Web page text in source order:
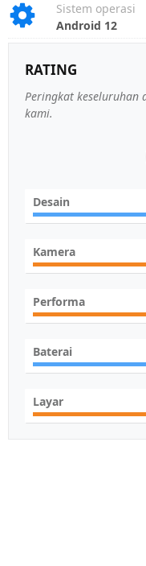
Sistem operasi
Android 12
RATING
Peringkat keseluruhan
kami.
Desain
Kamera
Performa
Baterai
Layar